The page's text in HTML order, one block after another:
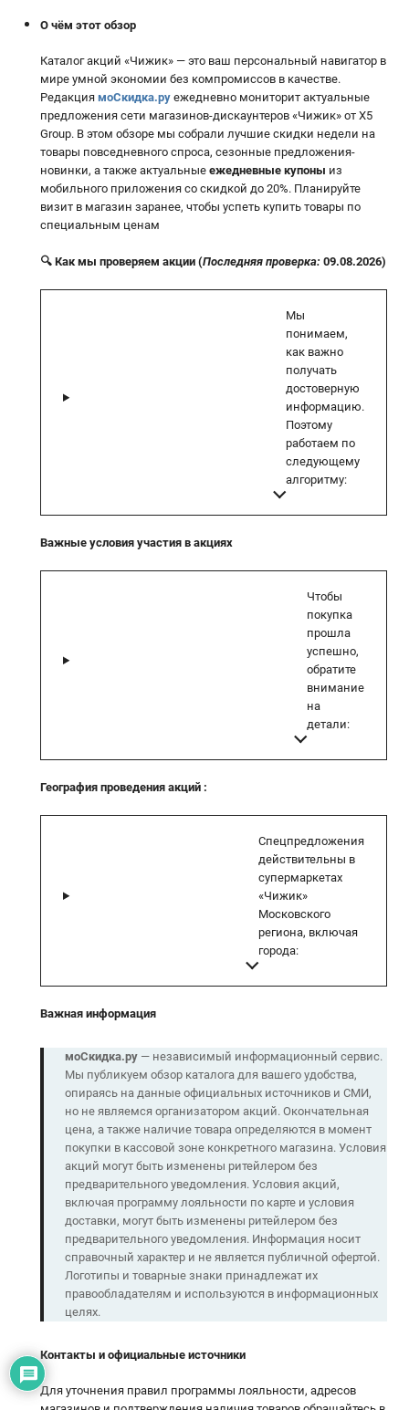
О чём этот обзор
Каталог акций «Чижик» — это ваш персональный навигатор в
мире умной экономии без компромиссов в качестве.
Редакция моСкидка.ру ежедневно мониторит актуальные
предложения сети магазинов-дискаунтеров «Чижик» от X5
Group. В этом обзоре мы собрали лучшие скидки недели на
товары повседневного спроса, сезонные предложения-
новинки, а также актуальные ежедневные купоны из
мобильного приложения со скидкой до 20%. Планируйте
визит в магазин заранее, чтобы успеть купить товары по
специальным ценам
🔍 Как мы проверяем акции (Последняя проверка: 09.08.2026)
Мы
понимаем,
как важно
получать
достоверную
информацию.
Поэтому
работаем по
следующему
алгоритму:
Важные условия участия в акциях
Чтобы
покупка
прошла
успешно,
обратите
внимание
на
детали:
География проведения акций :
Спецпредложения
действительны в
супермаркетах
«Чижик»
Московского
региона, включая
города:
Важная информация
моСкидка.ру— независимый информационный сервис.
Мы публикуем обзор каталога для вашего удобства,
опираясь на данные официальных источников и СМИ,
но не являемся организатором акций. Окончательная
цена, а также наличие товара определяются в момент
покупки в кассовой зоне конкретного магазина. Условия
акций могут быть изменены ритейлером без
предварительного уведомления. Условия акций,
включая программу лояльности по карте и условия
доставки, могут быть изменены ритейлером без
предварительного уведомления. Информация носит
справочный характер и не является публичной офертой.
Логотипы и товарные знаки принадлежат их
правообладателям и используются в информационных
целях.
Контакты и официальные источники
Для уточнения правил программы лояльности, адресов